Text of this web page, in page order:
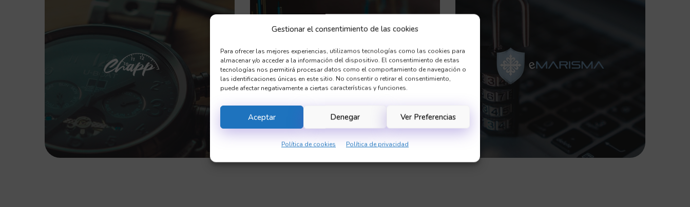
Gestionar el consentimiento de las cookies
Para ofrecer las mejores experiencias, utilizamos tecnologías como las cookies para
almacenar y/o acceder a la información del dispositivo. El consentimiento de estas
tecnologías nos permitirá procesar datos como el comportamiento de navegación o
las identificaciones únicas en este sitio. No consentir o retirar el consentimiento,
puede afectar negativamente a ciertas características y funciones.
Aceptar Denegar Ver Preferencias
Política de cookies Política de privacidad
Chapp – Control Horario
SOFTWARE
Olucaro Dashboard
SOFTWARE
Marisma
SOFTWARE